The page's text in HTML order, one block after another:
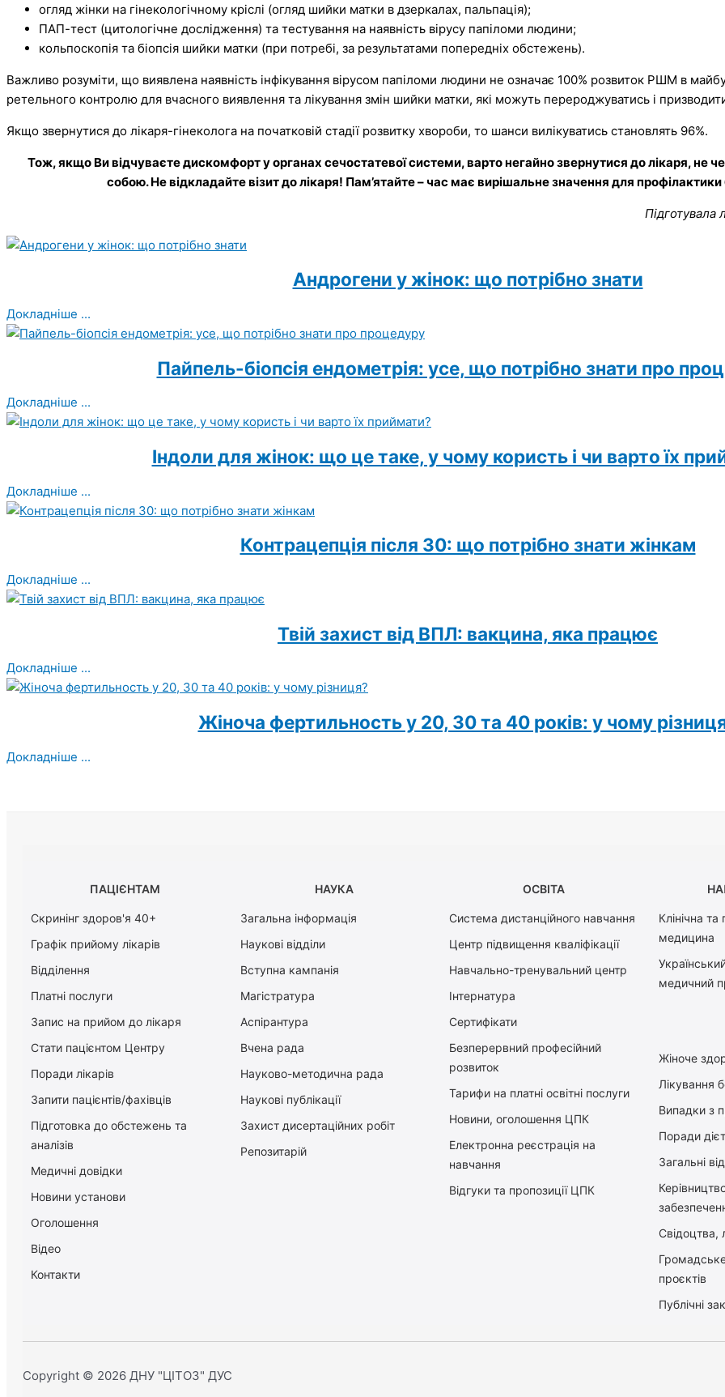
огляд жінки на гінекологічному кріслі (огляд шийки матки в дзеркалах, пальпація);
ПАП-тест (цитологічне дослідження) та тестування на наявність вірусу папіломи людини;
кольпоскопія та біопсія шийки матки (при потребі, за результатами попередніх обстежень).
Важливо розуміти, що виявлена наявність інфікування вірусом папіломи людини не означає 100% розвиток РШМ в
ретельного контролю для вчасного виявлення та лікування змін шийки матки, які можуть перероджуватись і
Якщо звернутися до лікаря-гінеколога на початковій стадії розвитку хвороби, то шанси вилікуватись становлять 96%.
Тож, якщо Ви відчуваєте дискомфорт у органах сечостатевої системи, варто негайно звернутися до лікаря, не
собою. Не відкладайте візит до лікаря! Пам’ятайте – час має вирішальне значення для
Підготувала
Андрогени у жінок: що потрібно знати
Докладніше ...
Пайпель-біопсія ендометрія: усе, що потрібно знати про
Докладніше ...
Індоли для жінок: що це таке, у чому користь і чи варто їх
Докладніше ...
Контрацепція після 30: що потрібно знати жінкам
Докладніше ...
Твій захист від ВПЛ: вакцина, яка працює
Докладніше ...
Жіноча фертильность у 20, 30 та 40 років: у чому
Докладніше ...
ПАЦІЄНТАМ
Скринінг здоров'я 40+
Графік прийому лікарів
Відділення
Платні послуги
Запис на прийом до лікаря
Стати пацієнтом Центру
Поради лікарів
Запити пацієнтів/фахівців
Підготовка до обстежень та
аналізів
Медичні довідки
Новини установи
Оголошення
Відео
Контакти
НАУКА
Загальна інформація
Наукові відділи
Вступна кампанія
Магістратура
Аспірантура
Вчена рада
Науково-методична рада
Наукові публікації
Захист дисертаційних робіт
Репозитарій
ОСВІТА
Система дистанційного навчання
Центр підвищення кваліфікації
Навчально-тренувальний центр
Інтернатура
Сертифікати
Безперервний професійний
розвиток
Тарифи на платні освітні послуги
Новини, оголошення ЦПК
Електронна реєстрація на
навчання
Відгуки та пропозиції ЦПК
Клінічна
медицина
медичний
Жіноче
Лікування
Випадки з
Поради
Загальні
Свідоцтва,
проєктів
Публічні
Copyright © 2026 ДНУ "ЦІТОЗ" ДУС